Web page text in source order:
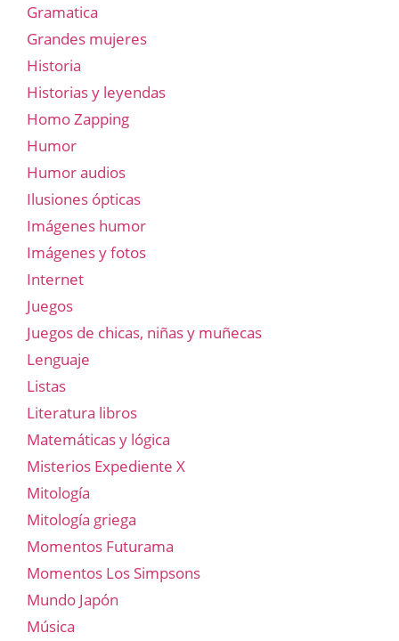
Gramatica
Grandes mujeres
Historia
Historias y leyendas
Homo Zapping
Humor
Humor audios
Ilusiones ópticas
Imágenes humor
Imágenes y fotos
Internet
Juegos
Juegos de chicas, niñas y muñecas
Lenguaje
Listas
Literatura libros
Matemáticas y lógica
Misterios Expediente X
Mitología
Mitología griega
Momentos Futurama
Momentos Los Simpsons
Mundo Japón
Música